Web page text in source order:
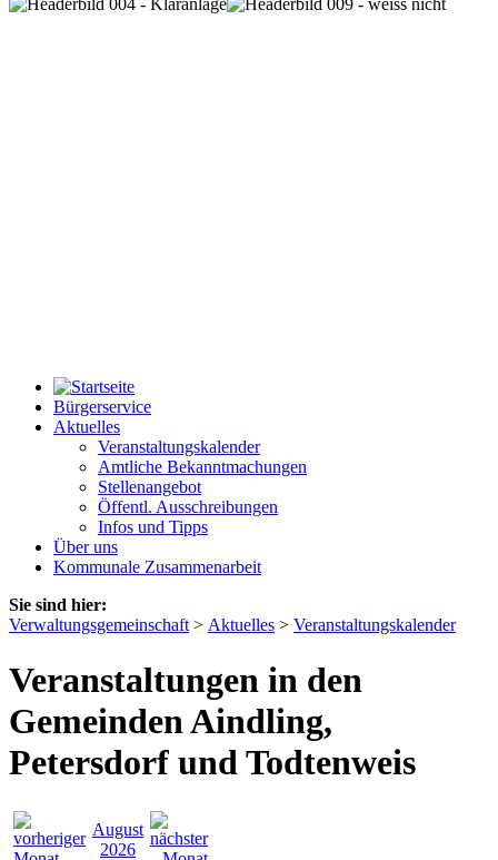
Bürgerservice
Aktuelles
Veranstaltungskalender
Amtliche Bekanntmachungen
Stellenangebot
Öffentl. Ausschreibungen
Infos und Tipps
Über uns
Kommunale Zusammenarbeit
Sie sind hier:
Verwaltungsgemeinschaft > Aktuelles > Veranstaltungskalender
Veranstaltungen in den
Gemeinden Aindling,
Petersdorf und Todtenweis
August
2026